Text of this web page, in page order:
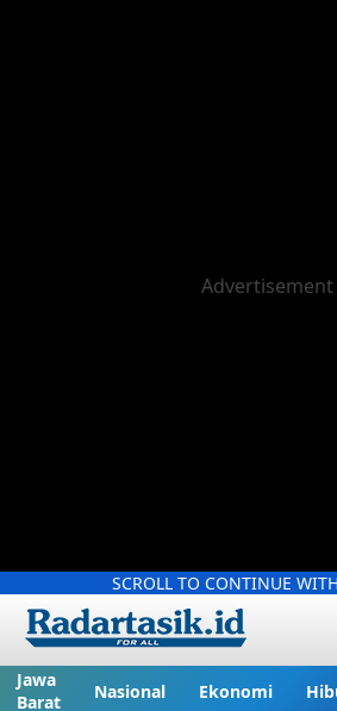
SCROLL TO CONTINUE
Jawa
Barat
Nasional Ekonomi